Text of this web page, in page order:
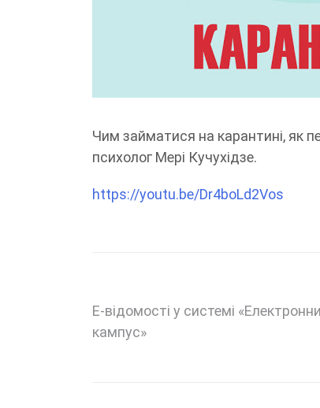
Чим займатися на карантині, як
психолог Мері Кучухідзе.
https://youtu.be/Dr4boLd2Vos
Навігація
записів
E-відомості у системі
кампус»